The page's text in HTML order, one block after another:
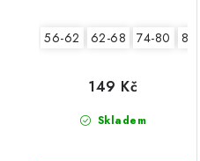
56-62 62-68 74-80
Skladem
149 Kč